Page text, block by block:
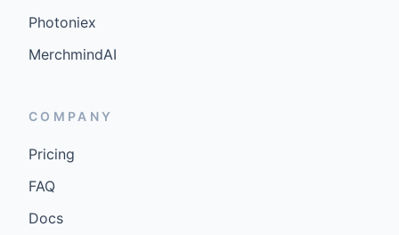
Photoniex
MerchmindAI
COMPANY
Pricing
FAQ
Docs